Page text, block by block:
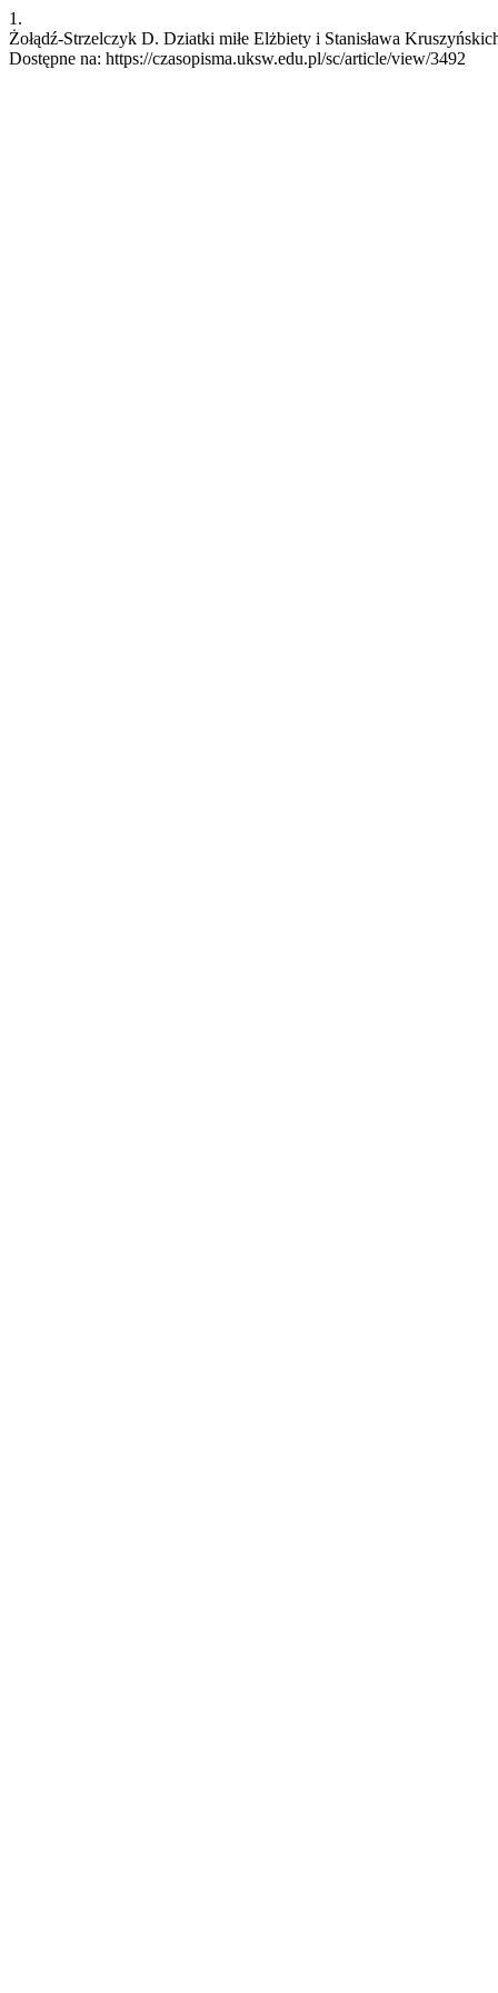
1.
Żołądź-Strzelczyk D. Dziatki miłe Elżbiety i Stanisława
Dostępne na: https://czasopisma.uksw.edu.pl/sc/article/view/3492